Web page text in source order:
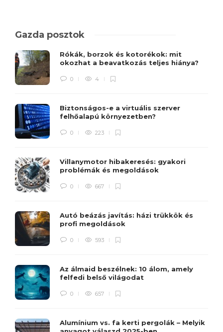
Gazda posztok
Rókák, borzok és kotorékok: mit
okozhat a beavatkozás teljes hiánya?
0 4
Biztonságos-e a virtuális szerver
felhőalapú környezetben?
0 223
Villanymotor hibakeresés: gyakori
problémák és megoldások
0 667
Autó beázás javítás: házi trükkök és
profi megoldások
0 593
Az álmaid beszélnek: 10 álom, amely
felfedi belső világodat
0 657
Alumínium vs. fa kerti pergolák – Melyik